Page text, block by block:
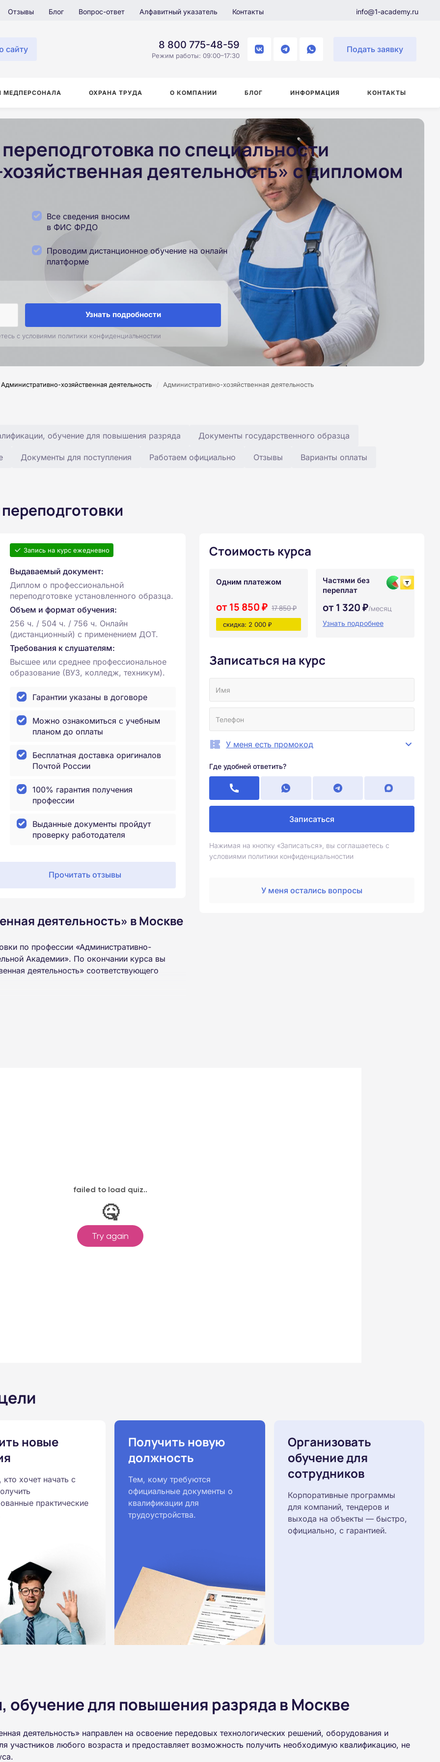
Отзывы Блог Вопрос-ответ Алфавитный указатель Контакты info@1-academy.ru
сайту 8 800 775-48-59
Режим работы: 09:00–17:30
Подать заявку
МЕДПЕРСОНАЛА ОХРАНА ТРУДА О КОМПАНИИ БЛОГ ИНФОРМАЦИЯ КОНТАКТЫ
по специальности
деятельность» с дипломом
Все сведения вносим
в ФИС ФРДО
Проводим дистанционное обучение на онлайн
платформе
Узнать подробности
с условиями политики конфиденциальностии
Административно-хозяйственная деятельность / Административно-хозяйственная деятельность
обучение для повышения разряда Документы государственного образца
Документы для поступления Работаем официально Отзывы Варианты оплаты
Запись на курс ежедневно
Выдаваемый документ:
Диплом о профессиональной
переподготовке установленного образца.
Объем и формат обучения:
256 ч. / 504 ч. / 756 ч. Онлайн
(дистанционный) с применением ДОТ.
Требования к слушателям:
Высшее или среднее профессиональное
образование (ВУЗ, колледж, техникум).
Гарантии указаны в договоре
Можно ознакомиться с учебным
планом до оплаты
Бесплатная доставка оригиналов
Почтой России
100% гарантия получения
профессии
Выданные документы пройдут
проверку работодателя
Прочитать отзывы
деятельность» в Москве
по профессии «Административно-
Академии». По окончании курса вы
деятельность» соответствующего
обучения принимаются
Стоимость курса
Одним платежом
от 15 850 ₽ 17 850 ₽
скидка: 2 000 ₽
Частями без
переплат
от 1 320 ₽/месяц
Узнать подробнее
Записаться на курс
У меня есть промокод
Где удобней ответить?
Записаться
Нажимая на кнопку «Записаться», вы соглашаетесь с
условиями политики конфиденциальностии
У меня остались вопросы
новые
хочет начать с
практические
Получить новую
должность
Тем, кому требуются
официальные документы о
квалификации для
трудоустройства.
Организовать
обучение для
сотрудников
Корпоративные программы
для компаний, тендеров и
выхода на объекты — быстро,
официально, с гарантией.
для повышения разряда в Москве
деятельность» направлен на освоение передовых технологических решений, оборудования и
участников любого возраста и предоставляет возможность получить необходимую квалификацию, не